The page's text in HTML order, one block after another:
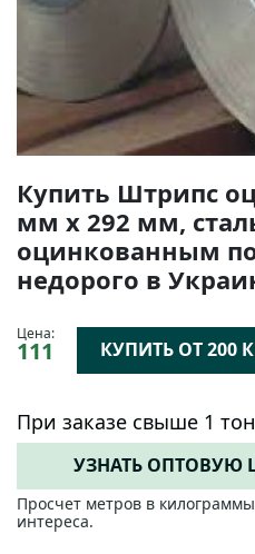
Купить Штрипс
мм х 292 мм,
оцинкованным
недорого в
Цена:
111 КУПИТЬ ОТ 200
При заказе свыше 1
УЗНАТЬ ОПТОВУЮ
Просчет метров в
интереса.